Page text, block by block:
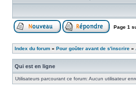
Page 1
Index du forum » Pour goûter avant de s'inscrire »
Qui est en ligne
Utilisateurs parcourant ce forum: Aucun utilisateur